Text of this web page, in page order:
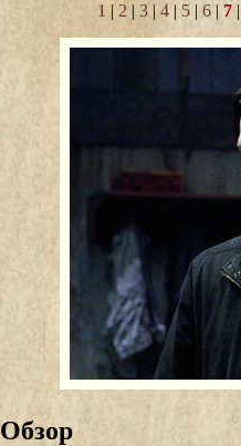
1 | 2 | 3 | 4 |5 |6 | 7
Обзор